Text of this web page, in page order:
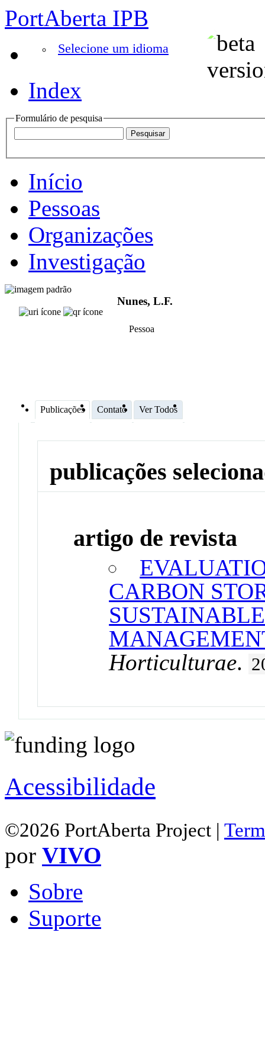
PortAberta IPB
Selecione um idioma
Index
Formulário de pesquisa
Início
Pessoas
Organizações
Investigação
Nunes, L.F.
Pessoa
Publicações Contato Ver Todos
publicações
artigo de revista
CARBON
Horticulturae.
Acessibilidade
©2026 PortAberta Project |
por VIVO
Sobre
Suporte